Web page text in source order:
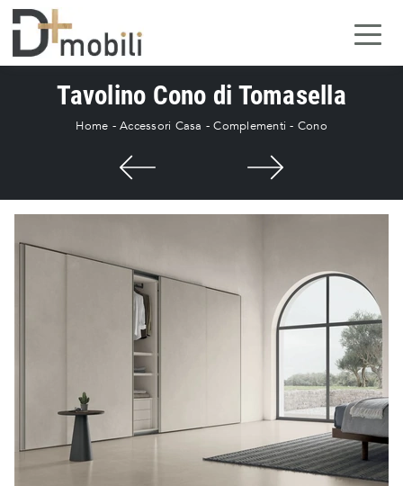
Tavolino Cono di Tomasella
Home - Accessori Casa -Complementi - Cono